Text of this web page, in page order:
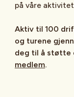
på våre
Aktiv til 100
og turene
deg til å støtte
medlem.